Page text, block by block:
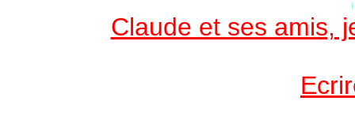
Claude et ses amis,